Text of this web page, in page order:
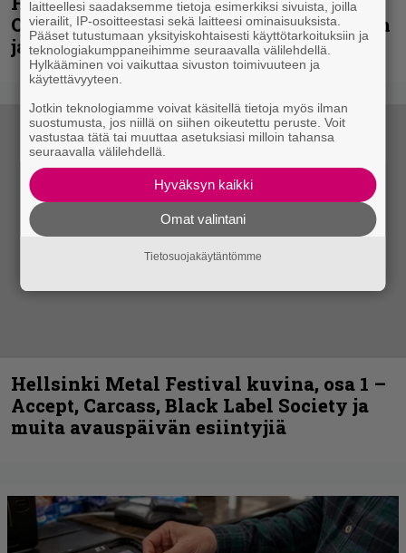
Opeth, Misþyrming, Eluveitie, Triptykon
ja muita lauantain esiintyjiä
Hellsinki Metal Festival kuvina, osa 1 –
Accept, Carcass, Black Label Society ja
muita avauspäivän esiintyjiä
laitteellesi saadaksemme tietoja esimerkiksi sivuista, joilla
vierailit, IP-osoitteestasi sekä laitteesi ominaisuuksista.
Pääset tutustumaan yksityiskohtaisesti käyttötarkoituksiin ja
teknologiakumppaneihimme seuraavalla välilehdellä.
Hylkääminen voi vaikuttaa sivuston toimivuuteen ja
käytettävyyteen.
Jotkin teknologiamme voivat käsitellä tietoja myös ilman
suostumusta, jos niillä on siihen oikeutettu peruste. Voit
vastustaa tätä tai muuttaa asetuksiasi milloin tahansa
seuraavalla välilehdellä.
Hyväksyn kaikki
Omat valintani
Tietosuojakäytäntömme